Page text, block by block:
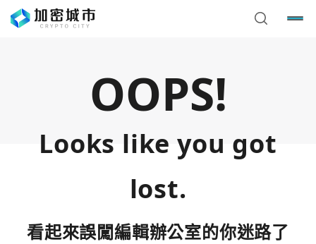
OOPS!
Looks like you got
lost.
看起來誤闖編輯辦公室的你迷路了